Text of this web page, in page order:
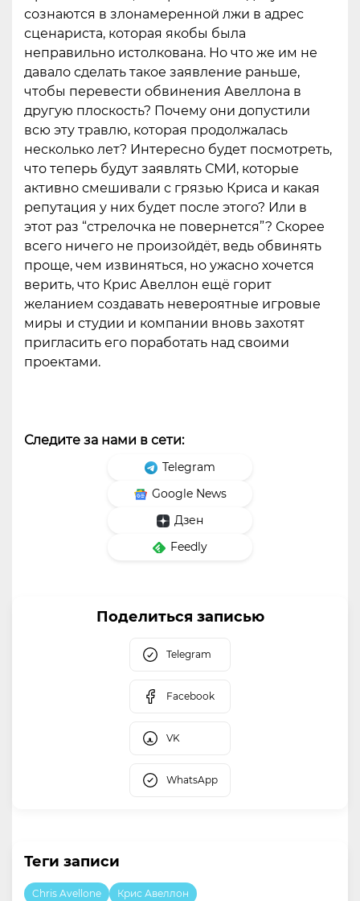
сознаются в злонамеренной лжи в адрес
сценариста, которая якобы была
неправильно истолкована. Но что же им не
давало сделать такое заявление раньше,
чтобы перевести обвинения Авеллона в
другую плоскость? Почему они допустили
всю эту травлю, которая продолжалась
несколько лет? Интересно будет посмотреть,
что теперь будут заявлять СМИ, которые
активно смешивали с грязью Криса и какая
репутация у них будет после этого? Или в
этот раз “стрелочка не повернется”? Скорее
всего ничего не произойдёт, ведь обвинять
проще, чем извиняться, но ужасно хочется
верить, что Крис Авеллон ещё горит
желанием создавать невероятные игровые
миры и студии и компании вновь захотят
пригласить его поработать над своими
проектами.
Следите за нами в сети:
Telegram
Google News
Дзен
Feedly
Поделиться записью
Telegram
Facebook
VK
WhatsApp
Теги записи
Chris Avellone Крис Авеллон